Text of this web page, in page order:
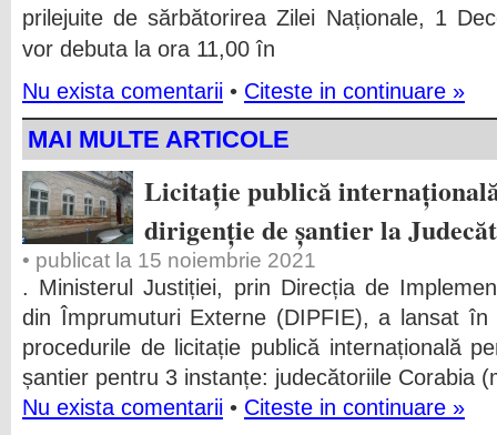
prilejuite de sărbătorirea Zilei Naționale, 1
vor debuta la ora 11,00 în
Nu exista comentarii • Citeste in continuare »
MAI MULTE ARTICOLE
Licitație publică
dirigenție de șantier la
• publicat la 15 noiembrie 2021
. Ministerul Justiției, prin Direcția de
din Împrumuturi Externe (DIPFIE), a lansat
procedurile de licitație publică internațională
șantier pentru 3 instanțe: judecătoriile Corabia
Nu exista comentarii • Citeste in continuare »